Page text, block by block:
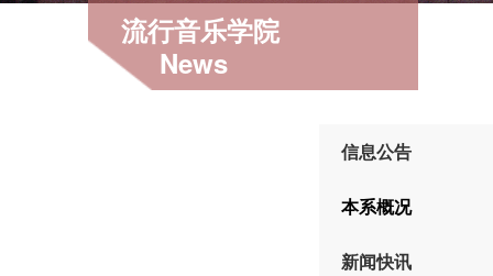
流行音乐学院
News
信息公告
本系概况
新闻快讯